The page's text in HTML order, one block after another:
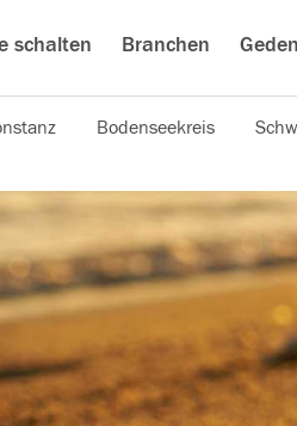
schalten Branchen
Bodenseekreis